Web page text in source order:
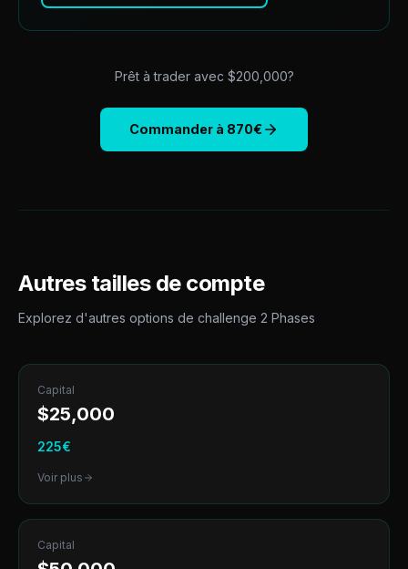
Prêt à trader avec $200,000?
Commander à 870€
Autres tailles de compte
Explorez d'autres options de challenge 2 Phases
Capital
$25,000
225€
Voir plus
Capital